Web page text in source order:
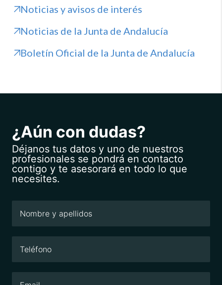
Noticias y avisos de interés
Noticias de la Junta de Andalucía
Boletín Oficial de la Junta de Andalucía
¿Aún con dudas?
Déjanos tus datos y uno de nuestros
profesionales se pondrá en contacto
contigo y te asesorará en todo lo que
necesites.